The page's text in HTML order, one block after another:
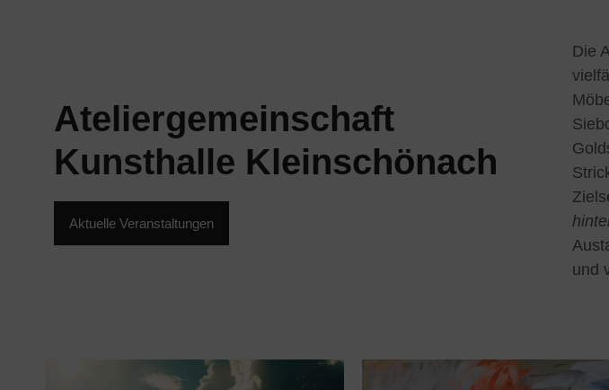
Newsletter-
Ateliergemeinschaft
Kunsthalle Kleinschönach
Aktuelle Veranstaltungen
Die
und